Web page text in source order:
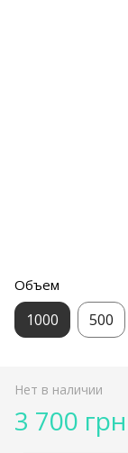
Объем
1000 500
Нет в наличии
3 700 грн